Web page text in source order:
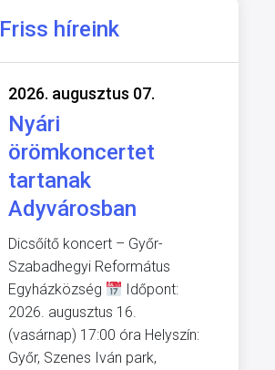
Friss híreink
2026. augusztus 07.
Nyári
örömkoncertet
tartanak
Adyvárosban
Dicsőítő koncert – Győr-
Szabadhegyi Református
Egyházközség
Időpont:
2026. augusztus 16.
(vasárnap) 17:00 óra Helyszín:
Győr, Szenes Iván park,